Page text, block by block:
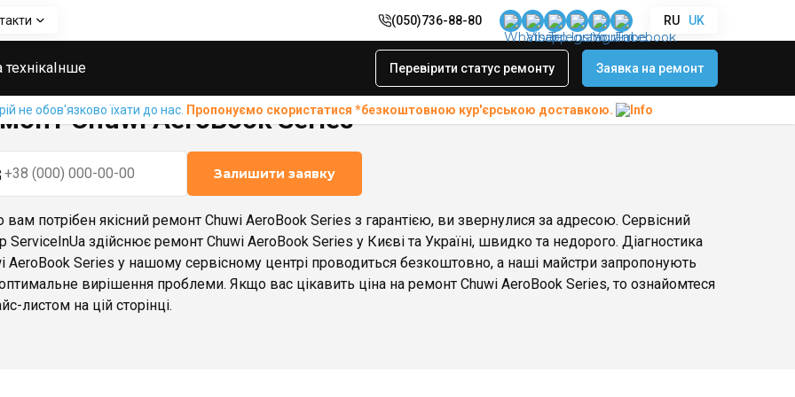
(050)736-88-80 RU UK
Інше Перевірити статус ремонту Заявка на ремонт
не обов'язково їхати до нас. Пропонуємо скористатися *безкоштовною кур'єрською доставкою.
Chuwi AeroBook Series
Залишити заявку
потрібен якісний ремонт Chuwi AeroBook Series з гарантією, ви звернулися за адресою. Сервісний
ServiceInUa здійснює ремонт Chuwi AeroBook Series у Києві та Україні, швидко та недорого. Діагностика
AeroBook Series у нашому сервісному центрі проводиться безкоштовно, а наші майстри запропонують
вирішення проблеми. Якщо вас цікавить ціна на ремонт Chuwi AeroBook Series, то ознайомтеся
листом на цій сторінці.